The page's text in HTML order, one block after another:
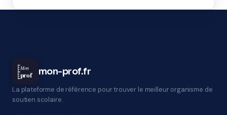
Mon
prof mon-prof.fr
La plateforme de référence pour trouver le meilleur organisme de
soutien scolaire.